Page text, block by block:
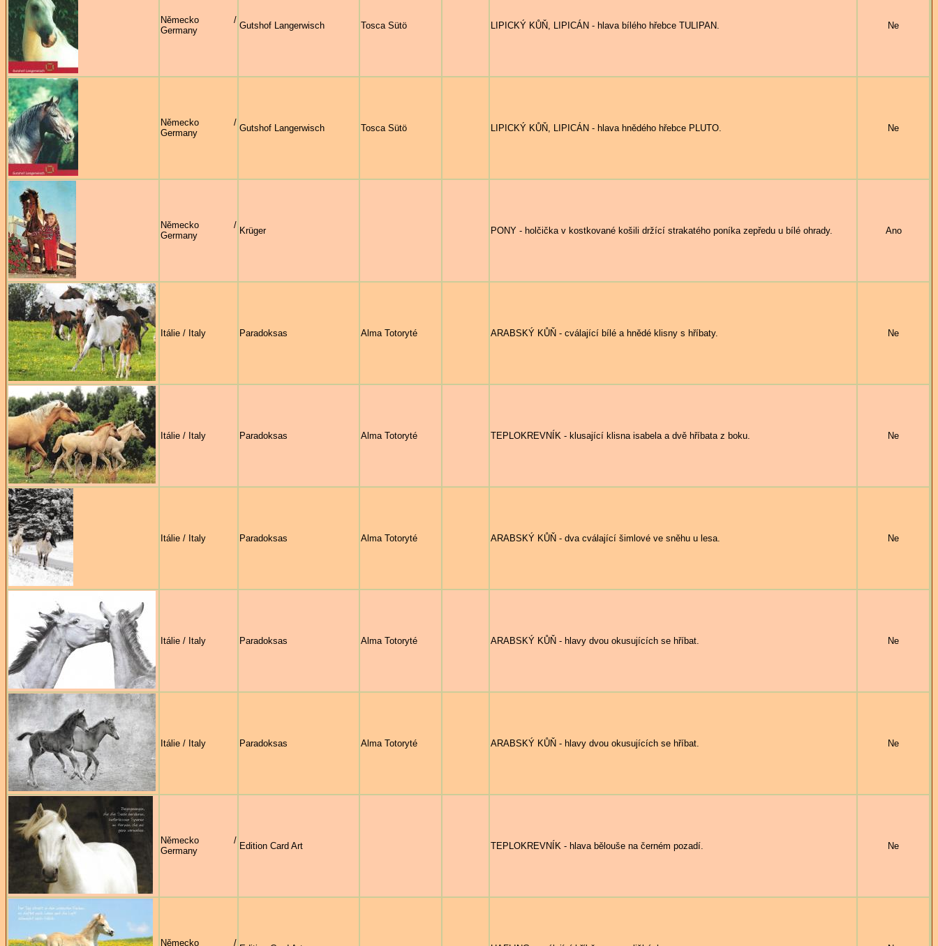
Německo /
Germany
Gutshof Langerwisch Tosca Sütö LIPICKÝ KŮŇ, LIPICÁN - hlava bílého hřebce TULIPAN. Ne
Německo /
Germany
Gutshof Langerwisch Tosca Sütö LIPICKÝ KŮŇ, LIPICÁN - hlava hnědého hřebce PLUTO. Ne
Německo /
Germany
Krüger PONY - holčička v kostkované košili držící strakatého poníka zepředu u bílé ohrady. Ano
Itálie / Italy Paradoksas Alma Totoryté ARABSKÝ KŮŇ - cválající bílé a hnědé klisny s hříbaty. Ne
Itálie / Italy Paradoksas Alma Totoryté TEPLOKREVNÍK - klusající klisna isabela a dvě hříbata z boku. Ne
Itálie / Italy Paradoksas Alma Totoryté ARABSKÝ KŮŇ - dva cválající šimlové ve sněhu u lesa. Ne
Itálie / Italy Paradoksas Alma Totoryté ARABSKÝ KŮŇ - hlavy dvou okusujících se hříbat. Ne
Itálie / Italy Paradoksas Alma Totoryté ARABSKÝ KŮŇ - hlavy dvou okusujících se hříbat. Ne
Německo /
Germany
Edition Card Art TEPLOKREVNÍK - hlava bělouše na černém pozadí. Ne
Německo /